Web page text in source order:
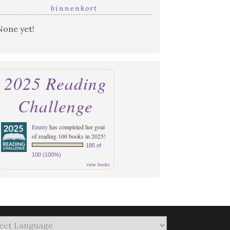
binnenkort
yet!
2025 Reading
Challenge
Emmyhas completed her goal
of reading 100 books in 2025!
185 of
100 (100%)
view books